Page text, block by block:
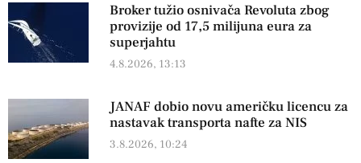
Broker tužio osnivača Revoluta zbog
provizije od 17,5 milijuna eura za
superjahtu
4.8.2026, 13:13
JANAF dobio novu američku licencu za
nastavak transporta nafte za NIS
3.8.2026, 10:24